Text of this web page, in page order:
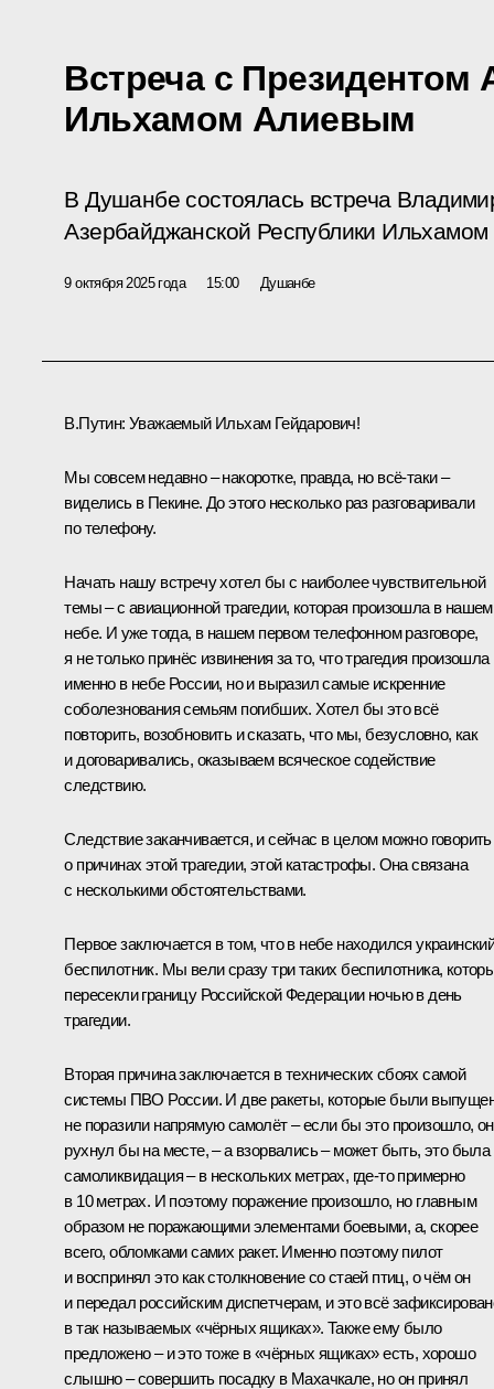
Встреча с Президентом
Ильхамом Алиевым
В Душанбе состоялась встреча
Азербайджанской Республики
9 октября 2025 года 15:00 Душанбе
В.Путин: Уважаемый Ильхам Гейдарович!
Мы совсем недавно – накоротке, правда, но всё-таки –
виделись в Пекине. До этого несколько раз разговаривали
по телефону.
Начать нашу встречу хотел бы с наиболее чувствительной
темы – с авиационной трагедии, которая произошла в нашем
небе. И уже тогда, в нашем первом телефонном разговоре,
я не только принёс извинения за то, что трагедия произошла
именно в небе России, но и выразил самые искренние
соболезнования семьям погибших. Хотел бы это всё
повторить, возобновить и сказать, что мы, безусловно, как
и договаривались, оказываем всяческое содействие
следствию.
Следствие заканчивается, и сейчас в целом можно говорить
о причинах этой трагедии, этой катастрофы. Она связана
с несколькими обстоятельствами.
Первое заключается в том, что в небе находился
беспилотник. Мы вели сразу три таких беспилотника,
пересекли границу Российской Федерации ночью в день
трагедии.
Вторая причина заключается в технических сбоях самой
системы ПВО России. И две ракеты, которые были
не поразили напрямую самолёт – если бы это произошло, он
рухнул бы на месте, – а взорвались – может быть, это была
самоликвидация – в нескольких метрах, где-то примерно
в 10 метрах. И поэтому поражение произошло, но главным
образом не поражающими элементами боевыми, а, скорее
всего, обломками самих ракет. Именно поэтому пилот
и воспринял это как столкновение со стаей птиц, о чём он
и передал российским диспетчерам, и это всё
в так называемых «чёрных ящиках». Также ему было
предложено – и это тоже в «чёрных ящиках» есть, хорошо
слышно – совершить посадку в Махачкале, но он принял